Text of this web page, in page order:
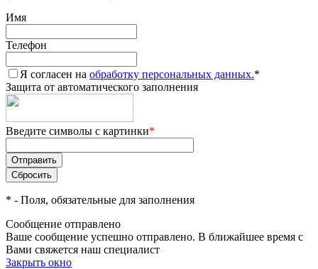
Имя
Телефон
Я согласен на обработку персональных данных.*
Защита от автоматического заполнения
Введите символы с картинки*
* - Поля, обязательные для заполнения
Сообщение отправлено
Ваше сообщение успешно отправлено. В ближайшее время с
Вами свяжется наш специалист
Закрыть окно